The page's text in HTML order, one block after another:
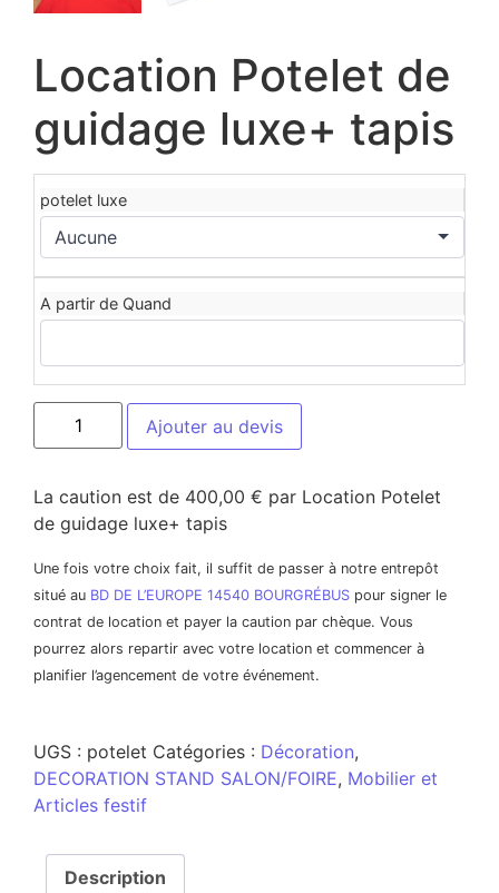
Location Potelet de
guidage luxe+ tapis
potelet luxe
A partir de Quand
Ajouter au devis
La caution est de 400,00 € par Location Potelet
de guidage luxe+ tapis
Une fois votre choix fait, il suffit de passer à notre entrepôt
situé au BD DE L’EUROPE 14540 BOURGRÉBUS pour signer le
contrat de location et payer la caution par chèque. Vous
pourrez alors repartir avec votre location et commencer à
planifier l’agencement de votre événement.
UGS : potelet Catégories : Décoration,
DECORATION STAND SALON/FOIRE, Mobilier et
Articles festif
Description